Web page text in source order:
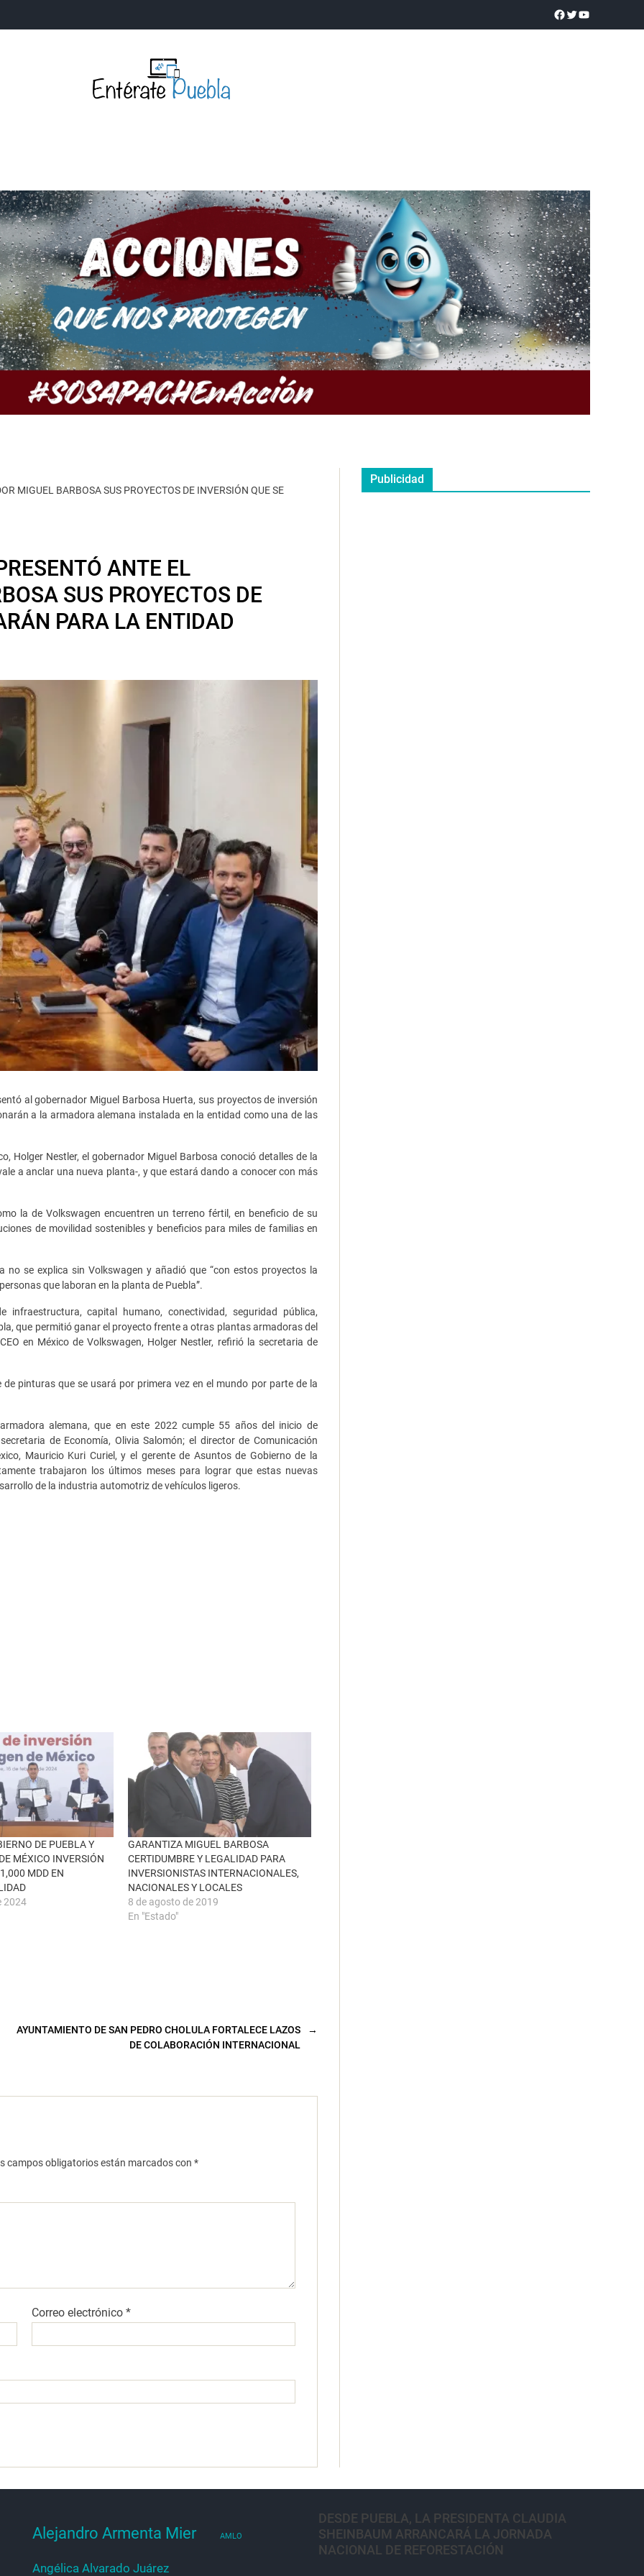
Y TECNOLOGÍA OPINIÓN SOCIEDAD ANUNCIOS
MIGUEL BARBOSA SUS PROYECTOS DE INVERSIÓN QUE SE
ANTE EL
SUS PROYECTOS DE
PARA LA ENTIDAD
al gobernador Miguel Barbosa Huerta, sus proyectos de inversión
a la armadora alemana instalada en la entidad como una de las
Holger Nestler, el gobernador Miguel Barbosa conoció detalles de la
a anclar una nueva planta-, y que estará dando a conocer con más
la de Volkswagen encuentren un terreno fértil, en beneficio de su
de movilidad sostenibles y beneficios para miles de familias en
no se explica sin Volkswagen y añadió que “con estos proyectos la
que laboran en la planta de Puebla”.
capital humano, conectividad, seguridad pública,
que permitió ganar el proyecto frente a otras plantas armadoras del
en México de Volkswagen, Holger Nestler, refirió la secretaria de
pinturas que se usará por primera vez en el mundo por parte de la
alemana, que en este 2022 cumple 55 años del inicio de
de Economía, Olivia Salomón; el director de Comunicación
Mauricio Kuri Curiel, y el gerente de Asuntos de Gobierno de la
trabajaron los últimos meses para lograr que estas nuevas
de la industria automotriz de vehículos ligeros.
DE PUEBLA Y
MÉXICO INVERSIÓN
MDD EN
2024
GARANTIZA MIGUEL BARBOSA
CERTIDUMBRE Y LEGALIDAD PARA
INVERSIONISTAS INTERNACIONALES,
NACIONALES Y LOCALES
8 de agosto de 2019
En "Estado"
→
AYUNTAMIENTO DE SAN PEDRO CHOLULA FORTALECE LAZOS
DE COLABORACIÓN INTERNACIONAL
campos obligatorios están marcados con *
Correo electrónico*
Publicidad
Alejandro Armenta Mier AMLO
Angélica Alvarado Juárez
DESDE PUEBLA, LA PRESIDENTA CLAUDIA
SHEINBAUM ARRANCARÁ LA JORNADA
NACIONAL DE REFORESTACIÓN